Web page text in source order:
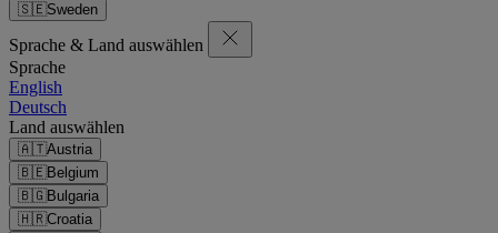
🇸🇪Sweden
Sprache & Land auswählen
Sprache
English
Deutsch
Land auswählen
🇦🇹Austria
🇧🇪Belgium
🇧🇬Bulgaria
🇭🇷Croatia